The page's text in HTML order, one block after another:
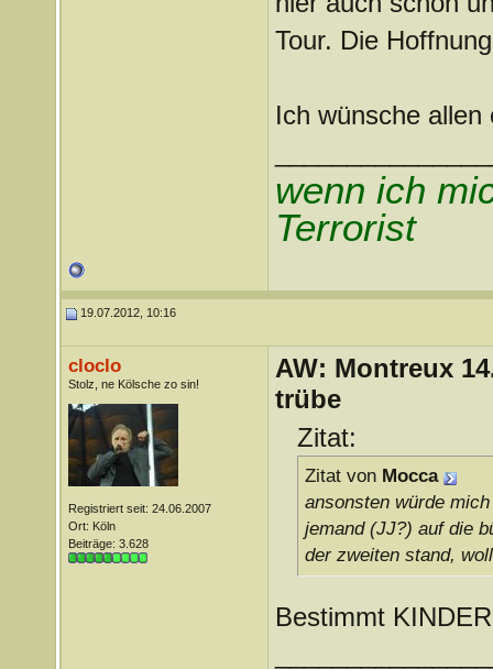
Tour. Die
Ich wünsche
wenn ich
Terrorist
19.07.2012, 10:16
cloclo
Stolz, ne Kölsche zo sin!
Registriert seit: 24.06.2007
Ort: Köln
Beiträge: 3.628
AW: Montreux
trübe
Zitat:
Zitat von Mocca
ansonsten würde
jemand (JJ?) auf die
der zweiten stand,
Bestimmt